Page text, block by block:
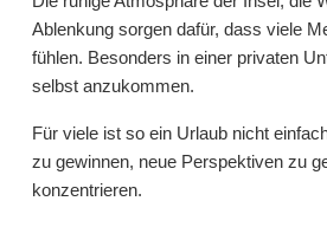
Ablenkung sorgen dafür, dass viele
fühlen. Besonders in einer privaten
selbst anzukommen.
Für viele ist so ein Urlaub nicht
zu gewinnen, neue Perspektiven zu
konzentrieren.